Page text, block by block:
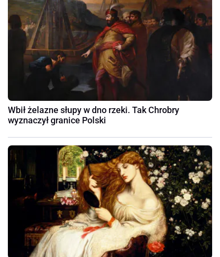
Wbił żelazne słupy w dno rzeki. Tak Chrobry
wyznaczył granice Polski